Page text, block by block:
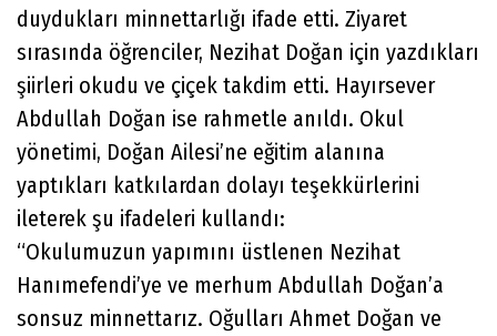
duydukları minnettarlığı ifade etti. Ziyaret
sırasında öğrenciler, Nezihat Doğan için yazdıkları
şiirleri okudu ve çiçek takdim etti. Hayırsever
Abdullah Doğan ise rahmetle anıldı. Okul
yönetimi, Doğan Ailesi’ne eğitim alanına
yaptıkları katkılardan dolayı teşekkürlerini
ileterek şu ifadeleri kullandı:
“Okulumuzun yapımını üstlenen Nezihat
Hanımefendi’ye ve merhum Abdullah Doğan’a
sonsuz minnettarız. Oğulları Ahmet Doğan ve